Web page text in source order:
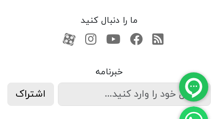
ما را دنبال کنید
RSSفیسبوکیوتیوبکانال آپارات
کانال آپارات
خبرنامه
اشتراک